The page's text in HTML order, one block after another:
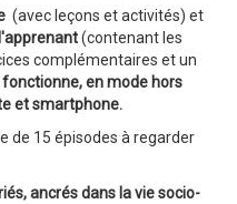
(avec leçons et activités) et
(contenant les
complémentaires et un
fonctionne, en mode hors
et smartphone.
de 15 épisodes à regarder
ancrés dans la vie socio-